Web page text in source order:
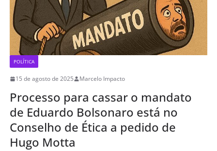
POLÍTICA
15 de agosto de 2025 Marcelo Impacto
Processo para cassar o mandato
de Eduardo Bolsonaro está no
Conselho de Ética a pedido de
Hugo Motta